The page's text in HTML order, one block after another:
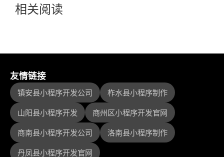
相关阅读
友情链接
镇安县小程序开发公司
柞水县小程序制作
山阳县小程序开发
商州区小程序开发官网
商南县小程序开发公司
洛南县小程序制作
丹凤县小程序开发官网